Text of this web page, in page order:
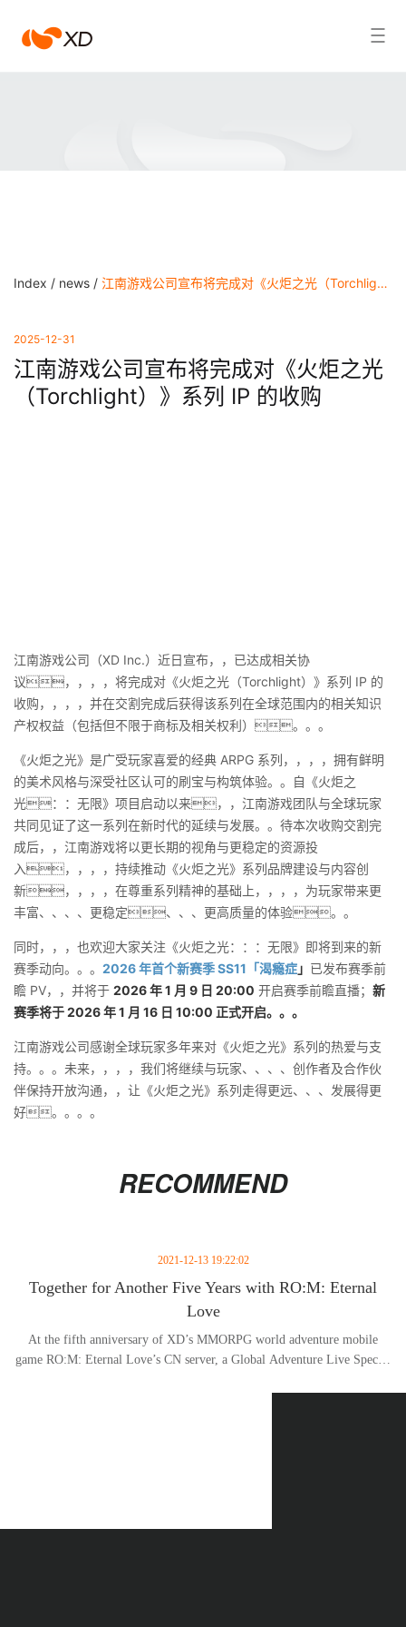
江Search Result
Index / news / 江南游戏公司宣布将完成对《火炬之光（Torchlight）》系列 IP 的收购
2025-12-31
江南游戏公司宣布将完成对《火炬之光
（Torchlight）》系列 IP 的收购
江南游戏公司（XD Inc.）近日宣布，，已达成相关协
议，，，，将完成对《火炬之光（Torchlight）》系列 IP 的
收购，，，，并在交割完成后获得该系列在全球范围内的相关知识
产权权益（包括但不限于商标及相关权利）。。。
《火炬之光》是广受玩家喜爱的经典 ARPG 系列，，，，拥有鲜明
的美术风格与深受社区认可的刷宝与构筑体验。。自《火炬之
光：：无限》项目启动以来，，江南游戏团队与全球玩家
共同见证了这一系列在新时代的延续与发展。。待本次收购交割完
成后，，江南游戏将以更长期的视角与更稳定的资源投
入，，，，持续推动《火炬之光》系列品牌建设与内容创
新，，，，在尊重系列精神的基础上，，，，为玩家带来更
丰富、、、、更稳定、、、更高质量的体验。。
同时，，，也欢迎大家关注《火炬之光：：：无限》即将到来的新
赛季动向。。。 2026 年首个新赛季 SS11「渴瘾症」 已发布赛季前
瞻 PV，，并将于 2026 年 1 月 9 日 20:00 开启赛季前瞻直播； 新
赛季将于 2026 年 1 月 16 日 10:00 正式开启。。。
江南游戏公司感谢全球玩家多年来对《火炬之光》系列的热爱与支
持。。。未来，，，，我们将继续与玩家、、、、创作者及合作伙
伴保持开放沟通，，让《火炬之光》系列走得更远、、、发展得更
好。。。。
RECOMMEND
2021-12-13 19:22:02
Together for Another Five Years with RO:M: Eternal
Love
At the fifth anniversary of XD’s MMORPG world adventure mobile
game RO:M: Eternal Love’s CN server, a Global Adventure Live Special